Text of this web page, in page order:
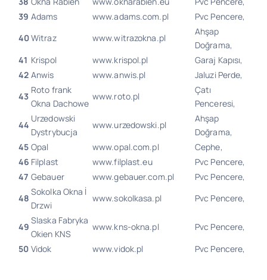
39 Adams www.adams.com.pl
Pvc Pencere,
40Witraz www.witrazokna.pl
Ahşap
Doğrama,
41 Krispol www.krispol.pl
Garaj Kapısı,
42 Anwis www.anwis.pl
Jaluzi Perde,
43
Roto frank
Okna Dachowe
www.roto.pl
Çatı
Penceresi,
44
Urzedowski
Dystrybucja
www.urzedowski.pl
Ahşap
Doğrama,
45 Opal www.opal.com.pl
Cephe,
46 Filplast www.filplast.eu
Pvc Pencere,
47 Gebauer www.gebauer.com.pl
Pvc Pencere,
48
Sokolka Okna İ
Drzwi
www.sokolkasa.pl Pvc Pencere,
49
Slaska Fabryka
Okien KNS
www.kns-okna.pl
Pvc Pencere,
50 Vidok www.vidok.pl Pvc Pencere,